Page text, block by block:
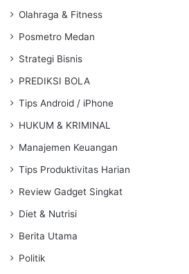
Olahraga & Fitness
Posmetro Medan
Strategi Bisnis
PREDIKSI BOLA
Tips Android / iPhone
HUKUM & KRIMINAL
Manajemen Keuangan
Tips Produktivitas Harian
Review Gadget Singkat
Diet & Nutrisi
Berita Utama
Politik